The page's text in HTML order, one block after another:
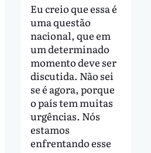
Eu creio que essa é
uma questão
nacional, que em
um determinado
momento deve ser
discutida. Não sei
se é agora, porque
o país tem muitas
urgências. Nós
estamos
enfrentando esse